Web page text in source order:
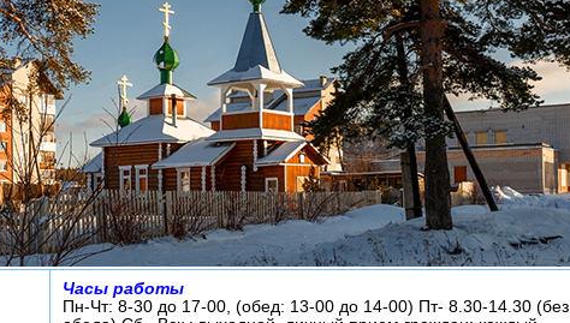
Часы работы
Пн-Чт: 8-30 до 17-00, (обед: 13-00 до 14-00) Пт- 8.30-14.30 (без